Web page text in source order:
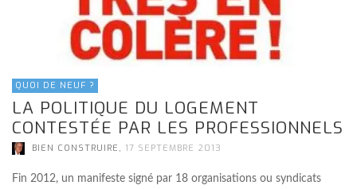
QUOI DE NEUF ?
LA POLITIQUE DU LOGEMENT
CONTESTÉE PAR LES PROFESSIONNELS
BIEN CONSTRUIRE , 17 SEPTEMBRE 2013
Fin 2012, un manifeste signé par 18 organisations ou syndicats